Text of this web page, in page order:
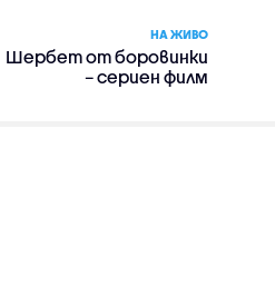
НА ЖИВО
Шербет от боровинки
– сериен филм